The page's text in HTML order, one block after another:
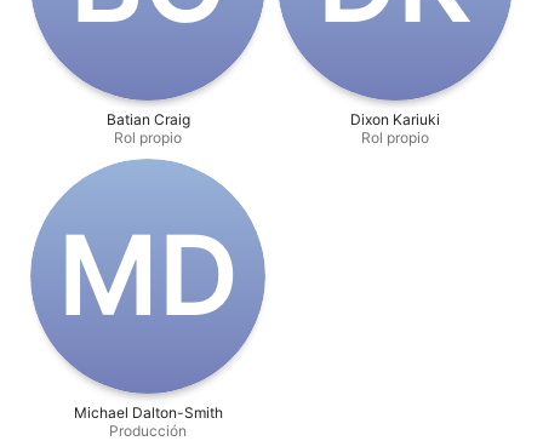
Batian Craig
Rol propio
Dixon Kariuki
Rol propio
M‌D
Michael Dalton-Smith
Producción